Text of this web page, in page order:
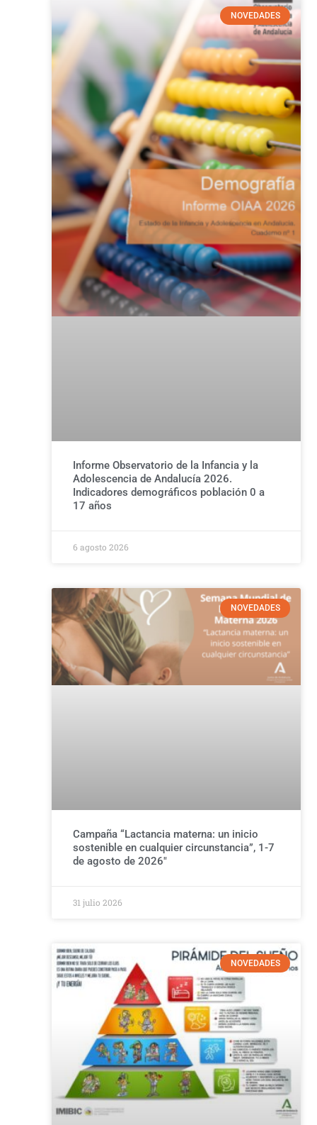
NOVEDADES
Informe Observatorio de la Infancia y la
Adolescencia de Andalucía 2026.
Indicadores demográficos población 0 a
17 años
6 agosto 2026
NOVEDADES
Campaña “Lactancia materna: un inicio
sostenible en cualquier circunstancia”, 1-7
de agosto de 2026″
31 julio 2026
NOVEDADES